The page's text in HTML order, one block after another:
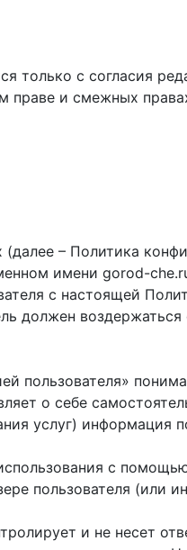
только с согласия
праве и смежных
– Политика
имени gorod-
с настоящей
должен
пользователя»
о себе
услуг)
с
пользователя
и не несет